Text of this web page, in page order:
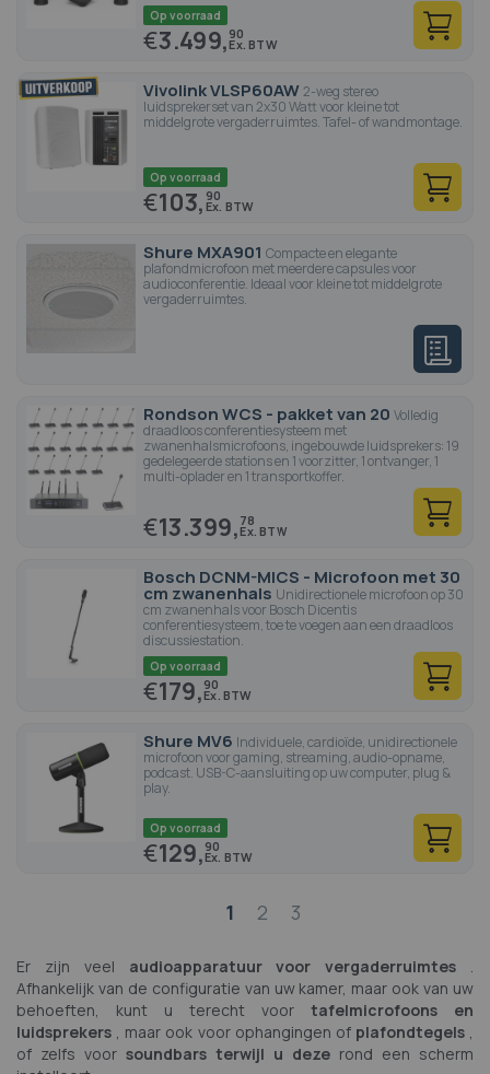
Op voorraad
€3.499,90
Vivolink VLSP60AW2-weg stereo
luidsprekerset van 2x30 Watt voor kleine tot
middelgrote vergaderruimtes. Tafel- of wandmontage.
Op voorraad
€103, 90
Shure MXA901 Compacte en elegante
plafondmicrofoon met meerdere capsules voor
audioconferentie. Ideaal voor kleine tot middelgrote
vergaderruimtes.
Rondson WCS - pakket van 20 Volledig
draadloos conferentiesysteem met
zwanenhalsmicrofoons, ingebouwde luidsprekers: 19
gedelegeerde stations en 1 voorzitter, 1 ontvanger, 1
multi-oplader en 1 transportkoffer.
€13.399,78
Bosch DCNM-MICS - Microfoon met 30
cm zwanenhals Unidirectionele microfoon op 30
cm zwanenhals voor Bosch Dicentis
conferentiesysteem, toe te voegen aan een draadloos
discussiestation.
Op voorraad
€179,90
Shure MV6 Individuele, cardioïde, unidirectionele
microfoon voor gaming, streaming, audio-opname,
podcast. USB-C-aansluiting op uw computer, plug &
play.
Op voorraad
€129,90
Pagina1 2 3
Er zijn veel audioapparatuur voor vergaderruimtes
Afhankelijk van de configuratie van uw kamer, maar ook van uw
behoeften, kunt u terecht voor tafelmicrofoons en
luidsprekers , maar ook voor ophangingen of plafondtegels,
of zelfs voor soundbars terwijl u deze rond een scherm